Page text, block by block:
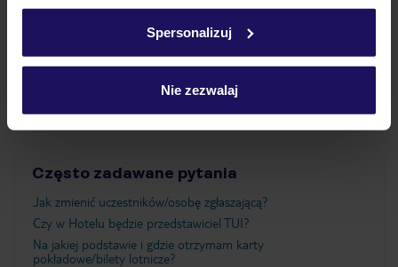
Spersonalizuj
Nie zezwalaj
Ważne informacje
Często zadawane pytania
Jak zmienić uczestników/osobę zgłaszającą?
Czy w Hotelu będzie przedstawiciel TUI?
Na jakiej podstawie i gdzie otrzymam karty
pokładowe/bilety lotnicze?